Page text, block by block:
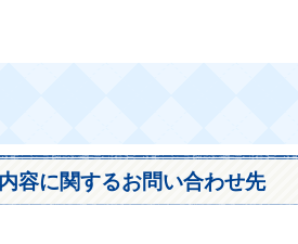
容に関するお問い合わせ先